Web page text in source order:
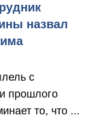
назвал
с
прошлого
то, что ...